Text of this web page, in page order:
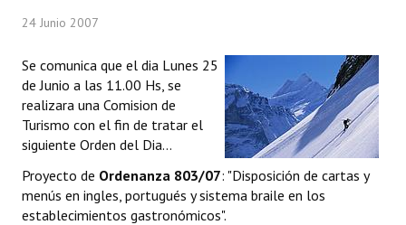
Comisiones Permanentes
Comisiones Especiales
Concejales Mandato Cumplido
Programas
24 Junio 2007
Se comunica que el dia Lunes 25
de Junio a las 11.00 Hs, se
realizara una Comision de
Turismo con el fin de tratar el
siguiente Orden del Dia...
Proyecto de Ordenanza 803/07: "Disposición de cartas y
menús en ingles, portugués y sistema braile en los
establecimientos gastronómicos".